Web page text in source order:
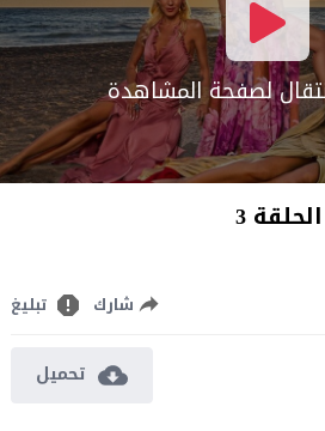
لصفحة المشاهدة
3
شارك تبليغ
تحميل